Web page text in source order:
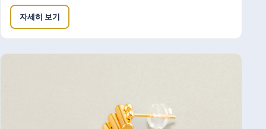
자세히 보기